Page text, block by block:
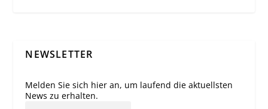
NEWSLETTER
Melden Sie sich hier an, um laufend die aktuellsten
News zu erhalten.